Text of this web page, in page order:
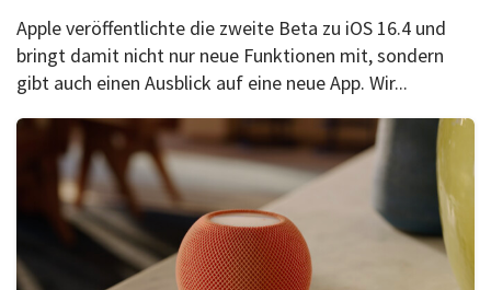
Apple veröffentlichte die zweite Beta zu iOS 16.4 und
bringt damit nicht nur neue Funktionen mit, sondern
gibt auch einen Ausblick auf eine neue App. Wir...